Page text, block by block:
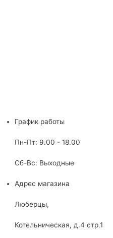
График работы
Пн-Пт: 9.00 - 18.00
Сб-Вс: Выходные
Адрес магазина
Люберцы,
Котельническая, д.4 стр.1